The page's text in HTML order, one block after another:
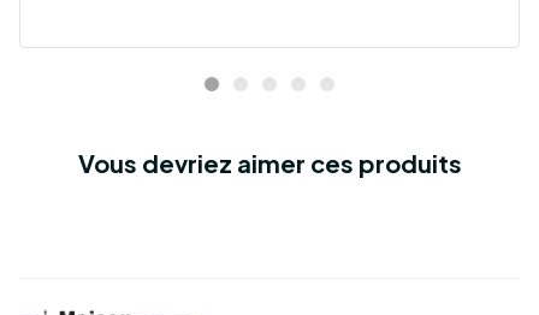
Vous devriez aimer ces produits